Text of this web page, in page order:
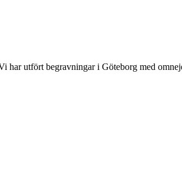
utfört begravningar i Göteborg med